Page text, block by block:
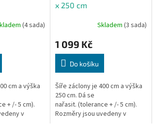
(4 sada)
cm a výška
+ /- 5 cm).
v
x 250 cm
Skladem(3 sada)
1 099 Kč
Do košíku
Šíře záclony je 400 cm a výška
250 cm. Dá se
nařasit. (tolerance + /- 5 cm).
Rozměry jsou uvedeny v